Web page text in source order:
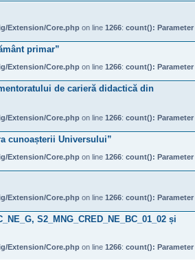
Extension/Core.php on line 1266: count(): Parameter
primar”
Extension/Core.php on line 1266: count(): Parameter
de carieră didactică din
Extension/Core.php on line 1266: count(): Parameter
cunoașterii Universului”
Extension/Core.php on line 1266: count(): Parameter
Extension/Core.php on line 1266: count(): Parameter
S2_MNG_CRED_NE_BC_01_02 și
Extension/Core.php on line 1266: count(): Parameter